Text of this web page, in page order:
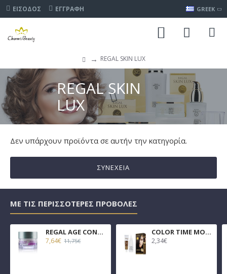
ΕΊΣΟΔΟΣ ΕΓΓΡΑΦΉ GREEK
REGAL SKIN LUX
REGAL SKIN
LUX
Δεν υπάρχουν προϊόντα σε αυτήν την κατηγορία.
ΣΥΝΈΧΕΙΑ
ΜΕ ΤΙΣ ΠΕΡΙΣΣΌΤΕΡΕΣ ΠΡΟΒΟΛΈΣ
REGAL AGE CONTROL ΑΝΤΙΡΥΤΙΔΙΚΗ ΚΡΕΜΑ ΗΜΕΡΑΣ 45ml
7,64€ 11,75€
COLOR TIME ΜΟΝΙΜΗ ΒΑΦΗ GEL ΣΕ 26 ΑΠΟΧΡΩΣΕΙΣ 100ml
2,34€